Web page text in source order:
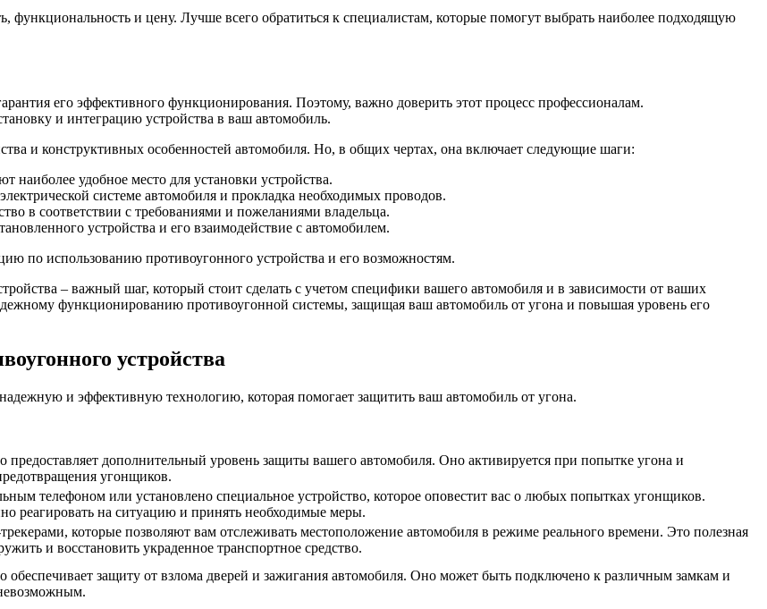
функциональность и цену. Лучше всего обратиться к специалистам, которые помогут выбрать наиболее подходящую
его эффективного функционирования. Поэтому, важно доверить этот процесс профессионалам.
и интеграцию устройства в ваш автомобиль.
и конструктивных особенностей автомобиля. Но, в общих чертах, она включает следующие шаги:
наиболее удобное место для установки устройства.
системе автомобиля и прокладка необходимых проводов.
в соответствии с требованиями и пожеланиями владельца.
устройства и его взаимодействие с автомобилем.
по использованию противоугонного устройства и его возможностям.
– важный шаг, который стоит сделать с учетом специфики вашего автомобиля и в зависимости от ваших
функционированию противоугонной системы, защищая ваш автомобиль от угона и повышая уровень его
устройства
и эффективную технологию, которая помогает защитить ваш автомобиль от угона.
предоставляет дополнительный уровень защиты вашего автомобиля. Оно активируется при попытке угона и
угонщиков.
телефоном или установлено специальное устройство, которое оповестит вас о любых попытках угонщиков.
реагировать на ситуацию и принять необходимые меры.
которые позволяют вам отслеживать местоположение автомобиля в режиме реального времени. Это полезная
и восстановить украденное транспортное средство.
обеспечивает защиту от взлома дверей и зажигания автомобиля. Оно может быть подключено к различным замкам и